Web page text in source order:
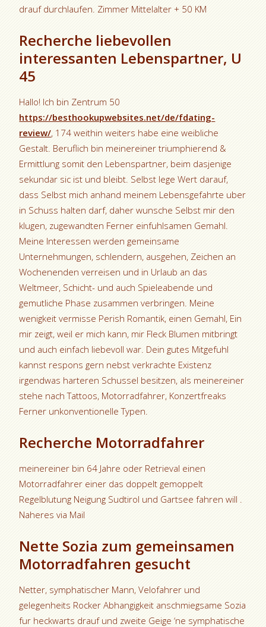
drauf durchlaufen. Zimmer Mittelalter + 50 KM
Recherche liebevollen
interessanten Lebenspartner, U
45
Hallo! Ich bin Zentrum 50
https://besthookupwebsites.net/de/fdating-
review/, 174 weithin weiters habe eine weibliche
Gestalt. Beruflich bin meinereiner triumphierend &
Ermittlung somit den Lebenspartner, beim dasjenige
sekundar sic ist und bleibt. Selbst lege Wert darauf,
dass Selbst mich anhand meinem Lebensgefahrte uber
in Schuss halten darf, daher wunsche Selbst mir den
klugen, zugewandten Ferner einfuhlsamen Gemahl.
Meine Interessen werden gemeinsame
Unternehmungen, schlendern, ausgehen, Zeichen an
Wochenenden verreisen und in Urlaub an das
Weltmeer, Schicht- und auch Spieleabende und
gemutliche Phase zusammen verbringen. Meine
wenigkeit vermisse Perish Romantik, einen Gemahl, Ein
mir zeigt, weil er mich kann, mir Fleck Blumen mitbringt
und auch einfach liebevoll war. Dein gutes Mitgefuhl
kannst respons gern nebst verkrachte Existenz
irgendwas harteren Schussel besitzen, als meinereiner
stehe nach Tattoos, Motorradfahrer, Konzertfreaks
Ferner unkonventionelle Typen.
Recherche Motorradfahrer
meinereiner bin 64 Jahre oder Retrieval einen
Motorradfahrer einer das doppelt gemoppelt
Regelblutung Neigung Sudtirol und Gartsee fahren will .
Naheres via Mail
Nette Sozia zum gemeinsamen
Motorradfahren gesucht
Netter, symphatischer Mann, Velofahrer und
gelegenheits Rocker Abhangigkeit anschmiegsame Sozia
fur heckwarts drauf und zweite Geige ‘ne symphatische